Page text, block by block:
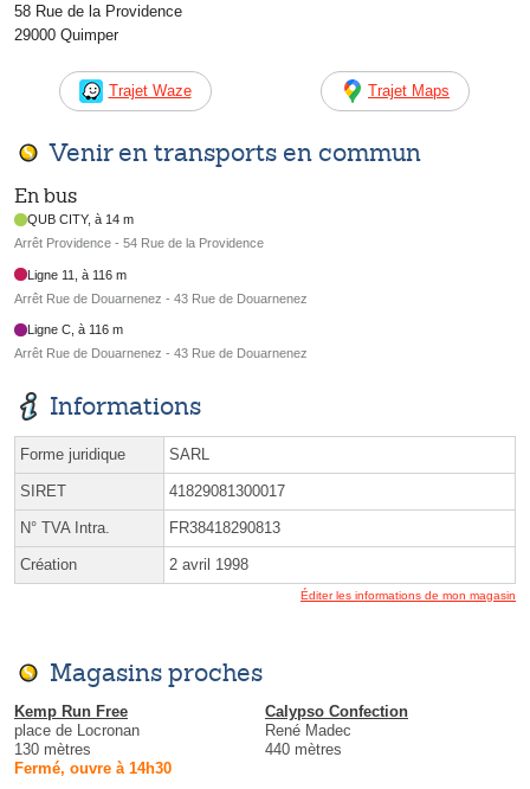
58 Rue de la Providence
29000 Quimper
Trajet Waze Trajet Maps
Venir en transports en commun
En bus
QUB CITY, à 14 m
Arrêt Providence - 54 Rue de la Providence
Ligne 11, à 116 m
Arrêt Rue de Douarnenez - 43 Rue de Douarnenez
Ligne C, à 116 m
Arrêt Rue de Douarnenez - 43 Rue de Douarnenez
Informations
Forme juridique SARL
SIRET 41829081300017
N° TVA Intra. FR38418290813
Création 2 avril 1998
Éditer les informations de mon magasin
Magasins proches
Kemp Run Free
place de Locronan
130 mètres
Fermé, ouvre à 14h30
Calypso Confection
René Madec
440 mètres